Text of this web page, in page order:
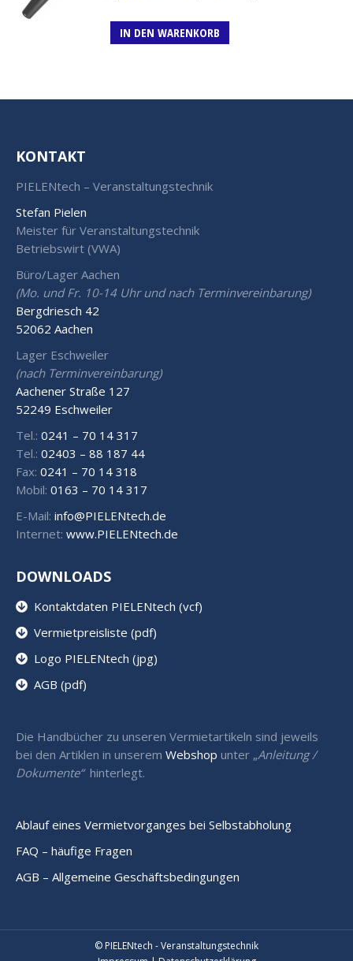
IN DEN WARENKORB
KONTAKT
PIELENtech – Veranstaltungstechnik
Stefan Pielen
Meister für Veranstaltungstechnik
Betriebswirt (VWA)
Büro/Lager Aachen
(Mo. und Fr. 10-14 Uhr und nach Terminvereinbarung)
Bergdriesch 42
52062 Aachen
Lager Eschweiler
(nach Terminvereinbarung)
Aachener Straße 127
52249 Eschweiler
Tel.: 0241 – 70 14 317
Tel.: 02403 – 88 187 44
Fax: 0241 – 70 14 318
Mobil: 0163 – 70 14 317
E-Mail: info@PIELENtech.de
Internet: www.PIELENtech.de
DOWNLOADS
Kontaktdaten PIELENtech (vcf)
Vermietpreisliste (pdf)
Logo PIELENtech (jpg)
AGB (pdf)
Die Handbücher zu unseren Vermietartikeln sind jeweils
bei den Artiklen in unserem Webshop unter „Anleitung /
Dokumente“ hinterlegt.
Ablauf eines Vermietvorganges bei Selbstabholung
FAQ – häufige Fragen
AGB – Allgemeine Geschäftsbedingungen
© PIELENtech - Veranstaltungstechnik